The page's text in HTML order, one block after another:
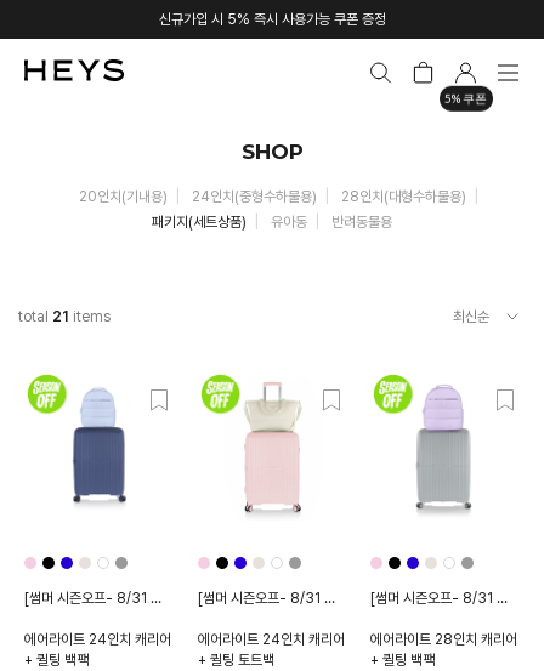
신규가입 시 5% 즉시 사용가능 쿠폰 증정
5% 쿠폰
SHOP
20인치(기내용) 24인치(중형수하물용)
28인치(대형수하물용)
패키지(세트상품)
유아동 반려동물용
total 21 items
[썸머 시즌오프- 8/31 종료]
에어라이트 24인치 캐리어
+ 퀼팅 백팩
[썸머 시즌오프- 8/31 종료]
에어라이트 24인치 캐리어
+ 퀼팅 토트백
[썸머 시즌오프- 8/31 종료]
에어라이트 28인치 캐리어
+ 퀼팅 백팩